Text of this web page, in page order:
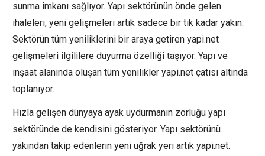
sunma imkanı sağlıyor. Yapı sektörünün önde gelen
ihaleleri, yeni gelişmeleri artık sadece bir tık kadar yakın.
Sektörün tüm yeniliklerini bir araya getiren yapi.net
gelişmeleri ilgililere duyurma özelliği taşıyor. Yapı ve
inşaat alanında oluşan tüm yenilikler yapi.net çatısı altında
toplanıyor.
Hızla gelişen dünyaya ayak uydurmanın zorluğu yapı
sektöründe de kendisini gösteriyor. Yapı sektörünü
yakından takip edenlerin yeni uğrak yeri artık yapi.net.